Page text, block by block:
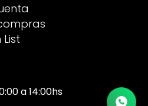
List
a 14:00hs